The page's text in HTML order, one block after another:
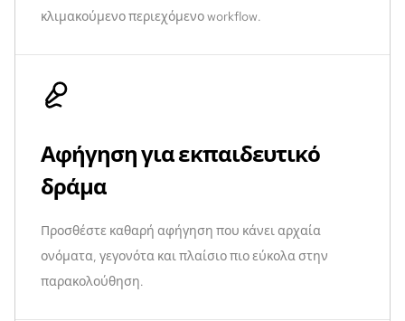
κλιμακούμενο περιεχόμενο workflow.
Αφήγηση για εκπαιδευτικό
δράμα
Προσθέστε καθαρή αφήγηση που κάνει αρχαία
ονόματα, γεγονότα και πλαίσιο πιο εύκολα στην
παρακολούθηση.